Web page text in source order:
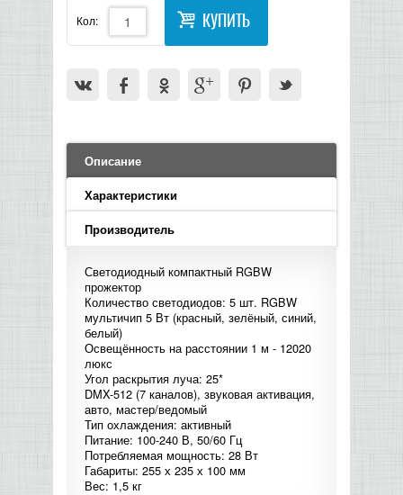
УСИЛИТЕЛИ
САБВУФЕРЫ ПАССИВНЫЕ
СЦЕНИЧЕСКИЕ МОНИТОРЫ
РЕКОРДЕРЫ
САБВУФЕРЫ АКТИВНЫЕ
КОМПЛЕКТУЮЩИЕ ДЛЯ
АКУСТИЧЕСКИХ СИСТЕМ
КОНТРОЛЛЕРЫ АС И КРОССОВЕРЫ
НАУШНИКИ
LED PAR
БАСОВЫЕ УСИЛИТЕЛИ И КАБИНЕТЫ
КОМБО ДЛЯ АКУСТИЧЕСКИХ ГИТАР
ГИТАРНЫЕ ПРИНАДЛЕЖНОСТИ
КЛАВИШНЫЕ КОМБО
СЕМПЛЕРЫ И ГРУВБОКСЫ
ПРЕАМПЫ И МИКРОФОННЫЕ
ПРОЦЕССОРЫ
ПРОГРАММНОЕ ОБЕСПЕЧЕНИЕ
ФЛЕЙТЫ
ПРОИГРЫВАТЕЛИ ВИНИЛА
DJ НАУШНИКИ
ВИДЕО РЕКОРДЕРЫ
СИСТЕМЫ ВИДЕО МОНТАЖА
ВИДЕО КОНВЕРТЕРЫ
АКУСТИЧЕСКИЕ
ОРКЕСТРОВЫЕ УДАРНЫЕ
ГРОМКОГОВОРИТЕЛИ
АНОНСЫ НОВИНОК
ПОПОЛНЕНИЕ СКЛАДА
ИНФОРМАЦИЯ
О МАГАЗИНЕ
КАК КУПИТЬ
ДОСТАВКА
ОПЛАТА
КОНТАКТЫ
Кол: КУПИТЬ
Описание
Характеристики
Производитель
Светодиодный компактный RGBW
прожектор
Количество светодиодов: 5 шт. RGBW
мультичип 5 Вт (красный, зелёный, синий,
белый)
Освещённость на расстоянии 1 м - 12020
люкс
Угол раскрытия луча: 25*
DMX-512 (7 каналов), звуковая активация,
авто, мастер/ведомый
Тип охлаждения: активный
Питание: 100-240 В, 50/60 Гц
Потребляемая мощность: 28 Вт
Габариты: 255 х 235 х 100 мм
Вес: 1,5 кг